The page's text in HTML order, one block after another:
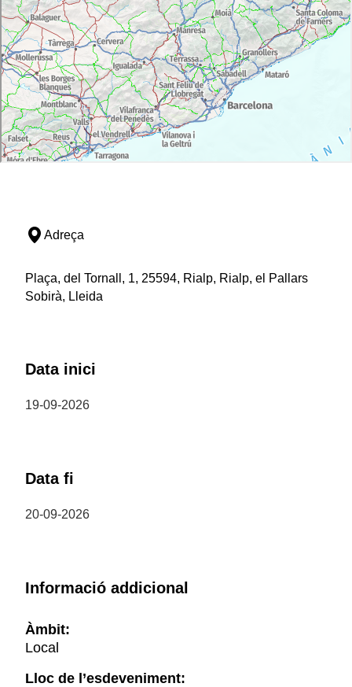
Adreça
Plaça, del Tornall, 1, 25594, Rialp, Rialp, el Pallars
Sobirà, Lleida
Data inici
19-09-2026
Data fi
20-09-2026
Informació addicional
Àmbit:
Local
Lloc de l’esdeveniment: